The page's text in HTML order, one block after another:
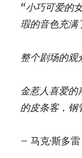
“小巧可爱的
瑕的音色充满
整个剧场的观
金惹人喜爱的
的皮条客，
– 马克·斯多